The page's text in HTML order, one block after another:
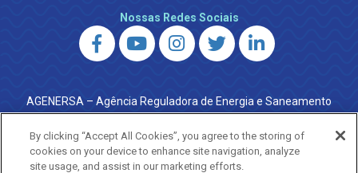
Nossas Redes Sociais
AGENERSA – Agência Reguladora de Energia e Saneamento
do Estado do Rio de Janeiro
0800 024 9040 · (21) 2332-6457 (WhatsApp) ·
ouvidoria@agenersa.rj.gov.br/ouvidoria.agenersa@gmail.com
·http://www.agenersa.rj.gov.br
By clicking “Accept All Cookies”, you agree to the storing of
cookies on your device to enhance site navigation, analyze
site usage, and assist in our marketing efforts.